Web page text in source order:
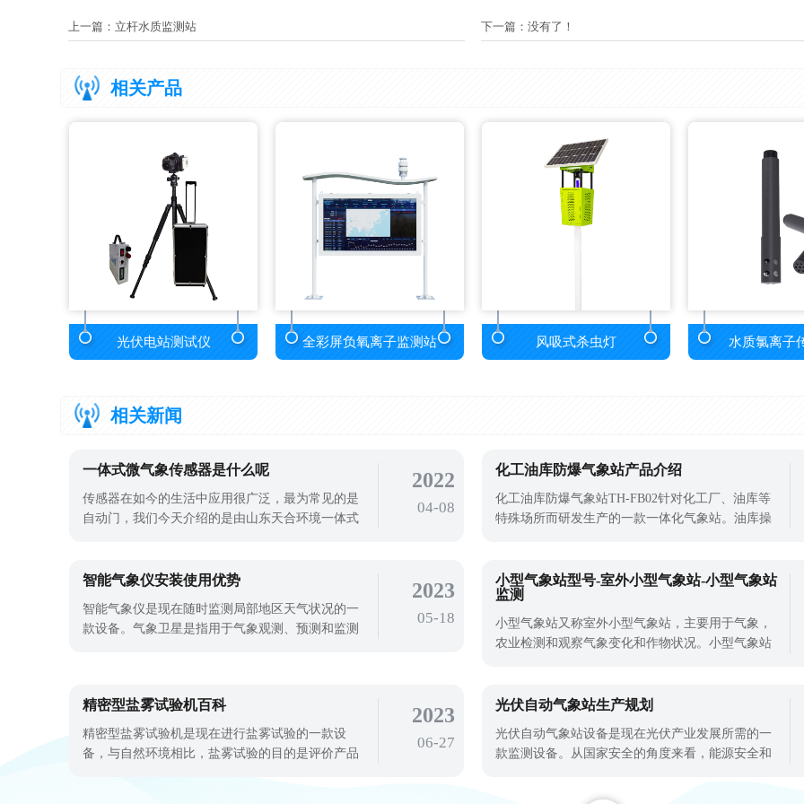
上一篇： 立杆水质监测站 下一篇：没有了！
相关产品
光伏电站测试仪 全彩屏负氧离子监测站 风吸式杀虫灯 水质氯离子
相关新闻
一体式微气象传感器是什么呢
传感器在如今的生活中应用很广泛，最为常见的是
自动门，我们今天介绍的是由山东天合环境一体式
2022
04-08
化工油库防爆气象站产品介绍
化工油库防爆气象站TH-FB02针对化工厂、油库等
特殊场所而研发生产的一款一体化气象站。油库操
物体打击事故。而且气象变化更是影响特殊场所的
安全的重要因素，安装化工油库防爆气象站对区域
气象进行监测，是保障气象安全的需要。化
智能气象仪安装使用优势
智能气象仪是现在随时监测局部地区天气状况的一
款设备。气象卫星是指用于气象观测、预测和监测
地轨道，全面监测全球气象状况。而对于小区域内
的实时气象监测，还是需要使用智能气象
2023
05-18
小型气象站型号-室外小型气象站-小型气象站
监测
小型气象站又称室外小型气象站，主要用于气象，
农业检测和观察气象变化和作物状况。小型气象站
小型气象站型号很多，不同型号的可以监测不同的
CQX10，TH-CQX8就是可以监测八种气象要素的一
精密型盐雾试验机百科
精密型盐雾试验机是现在进行盐雾试验的一款设
备，与自然环境相比，盐雾试验的目的是评价产品
2023
06-27
光伏自动气象站生产规划
光伏自动气象站设备是现在光伏产业发展所需的一
款监测设备。从国家安全的角度来看，能源安全和